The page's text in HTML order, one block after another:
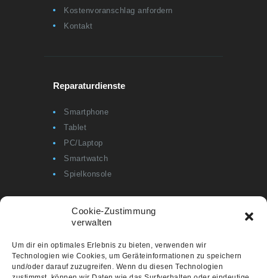
Cookie-Zustimmung
verwalten
Um dir ein optimales Erlebnis zu bieten, verwenden wir
Technologien wie Cookies, um Geräteinformationen zu speichern
und/oder darauf zuzugreifen. Wenn du diesen Technologien
Kostenvoranschlag anfordern
Kontakt
Reparaturdienste
Smartphone
Tablet
PC/Laptop
Smartwatch
Spielkonsole
Cookie-Richtlinie (EU)
Datenschutzerklärung